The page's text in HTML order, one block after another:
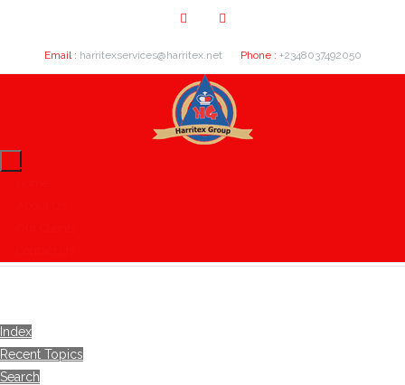
Email : harritexservices@harritex.net Phone : +2348037492050
Index
Recent Topics
Search